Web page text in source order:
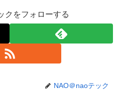
クをフォローする
NAO＠naoテック